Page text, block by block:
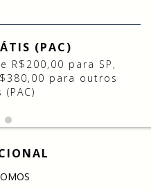
(PAC)
R$200,00 para SP,
para outros